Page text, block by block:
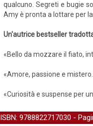
qualcuno. Segreti e bugie
Amy è pronta a lottare per
Un'autrice bestseller
«Bello da mozzare il fiato,
«Amore, passione e
«Curiosità e suspense per
ISBN: 9788822717030 -